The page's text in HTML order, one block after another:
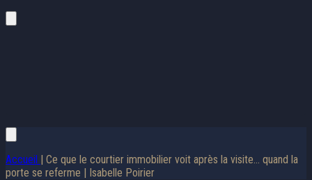
Accueil | Ce que le courtier immobilier voit après la visite… quand la
porte se referme | Isabelle Poirier